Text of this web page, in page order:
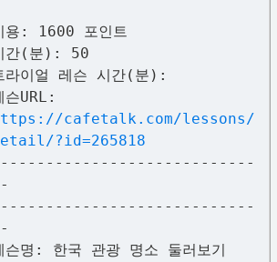
용: 1600 포인트
간(분): 50
라이얼 레슨 시간(분):
슨URL:
cafetalk.com/lessons/
?id=265818
슨명: 한국 관광 명소 둘러보기